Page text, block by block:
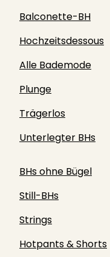
Balconette-BH
Hochzeitsdessous
Alle Bademode
Plunge
Trägerlos
Unterlegter BHs
BHs ohne Bügel
Still-BHs
Strings
Hotpants & Shorts